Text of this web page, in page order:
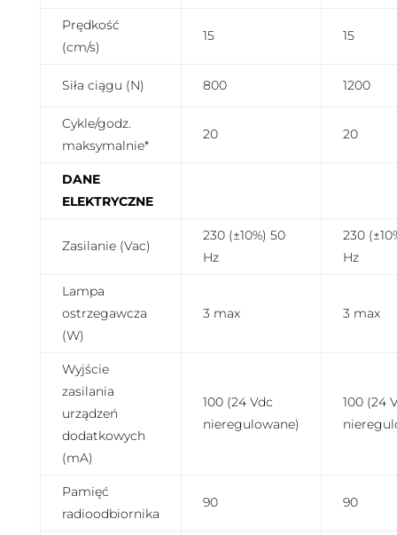
Prędkość
(cm/s)
15 15
Siła ciągu (N) 800 1200
Cykle/godz.
maksymalnie*
20 20
DANE
ELEKTRYCZNE
Zasilanie (Vac)
230 (±10%) 50
Hz
230
Hz
Lampa
ostrzegawcza
(W)
3 max 3 max
Wyjście
zasilania
urządzeń
dodatkowych
(mA)
100 (24 Vdc
nieregulowane)
100 (24
Pamięć
radioodbiornika
90 90